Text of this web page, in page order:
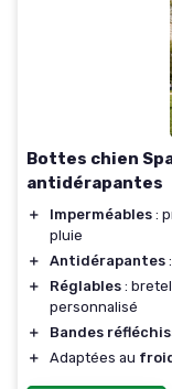
Bottes chien
antidérapantes
＋ Imperméables :
pluie
＋
Antidérapantes
＋
Réglables :
personnalisé
＋
Bandes
＋
Adaptées au